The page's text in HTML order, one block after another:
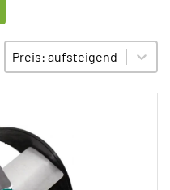
SORTIEREN
Sort content